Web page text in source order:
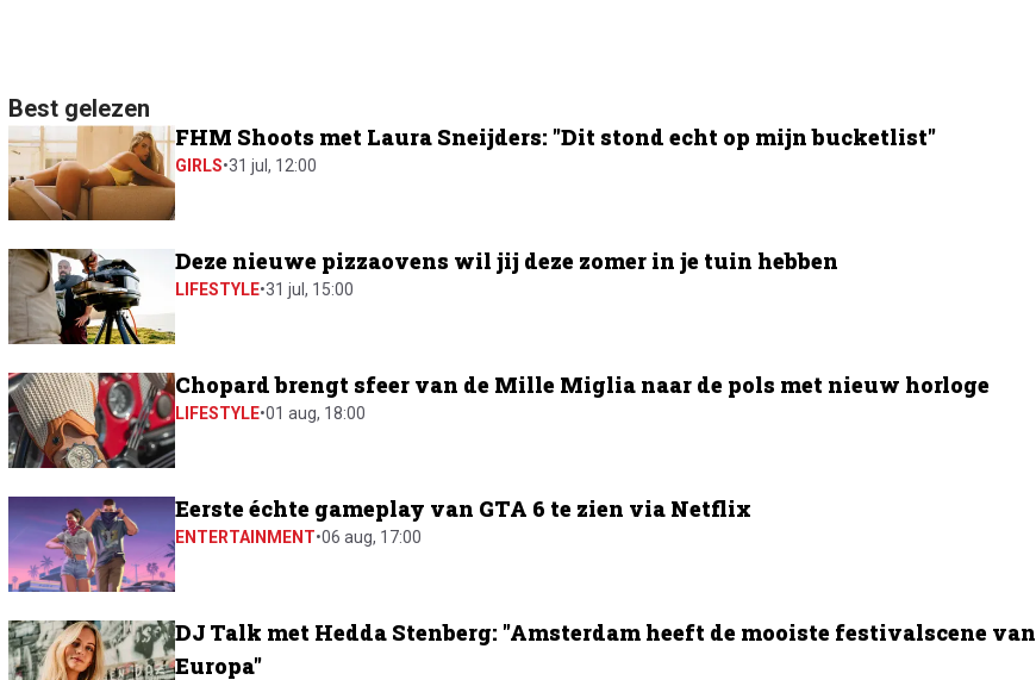
Best gelezen
FHM Shoots met Laura Sneijders: "Dit stond echt op mijn bucketlist"
GIRLS•31 jul, 12:00
Deze nieuwe pizzaovens wil jij deze zomer in je tuin hebben
LIFESTYLE•31 jul, 15:00
Chopard brengt sfeer van de Mille Miglia naar de pols met nieuw horloge
LIFESTYLE•01 aug, 18:00
Eerste échte gameplay van GTA 6 te zien via Netflix
ENTERTAINMENT•06 aug, 17:00
DJ Talk met Hedda Stenberg: "Amsterdam heeft de mooiste festivalscene van
Europa"